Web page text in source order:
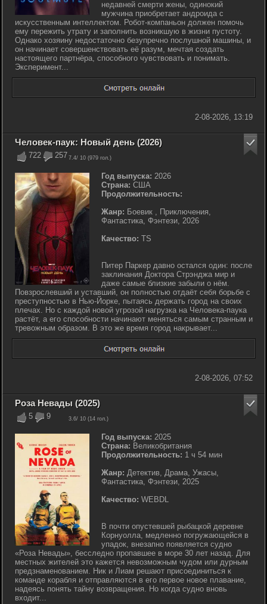
недавней смерти жены, одинокий
мужчина приобретает андроида с
искусственным интеллектом. Робот-компаньон должен помочь
ему пережить утрату и заполнить возникшую в жизни пустоту.
Однако хозяину недостаточно безупречно послушной машины, и
он начинает совершенствовать её разум, мечтая создать
настоящего партнёра, способного чувствовать и понимать.
Эксперимент...
2-08-2026, 13:19
722 257 7.4/ 10 (979 гол.)
Человек-паук: Новый день (2026)
Год выпуска: 2026
Страна: США
Продолжительность:
Жанр: Боевик , Приключения,
Фантастика, Фэнтези, 2026
Качество: TS
Питер Паркер давно остался один: после
заклинания Доктора Стрэнджа мир и
даже самые близкие забыли о нём.
Повзрослевший и уставший, он полностью отдаёт себя борьбе с
преступностью в Нью-Йорке, пытаясь держать город на своих
плечах. Но с каждой новой угрозой нагрузка на Человека-паука
растёт, а его способности начинают меняться самым странным и
тревожным образом. В это же время город накрывает...
2-08-2026, 07:52
5 9 3.6/ 10 (14 гол.)
Роза Невады (2025)
Год выпуска: 2025
Страна: Великобритания
Продолжительность: 1 ч 54 мин
Жанр: Детектив, Драма, Ужасы,
Фантастика, Фэнтези, 2025
Качество: WEBDL
В почти опустевшей рыбацкой деревне
Корнуолла, медленно погружающейся в
упадок, внезапно появляется судно
«Роза Невады», бесследно пропавшее в море 30 лет назад. Для
местных жителей это кажется невозможным чудом или дурным
предзнаменованием. Ник и Лиам решают присоединиться к
команде корабля и отправляются в его первое новое плавание,
надеясь понять тайну возвращения. Но когда судно вновь
входит...